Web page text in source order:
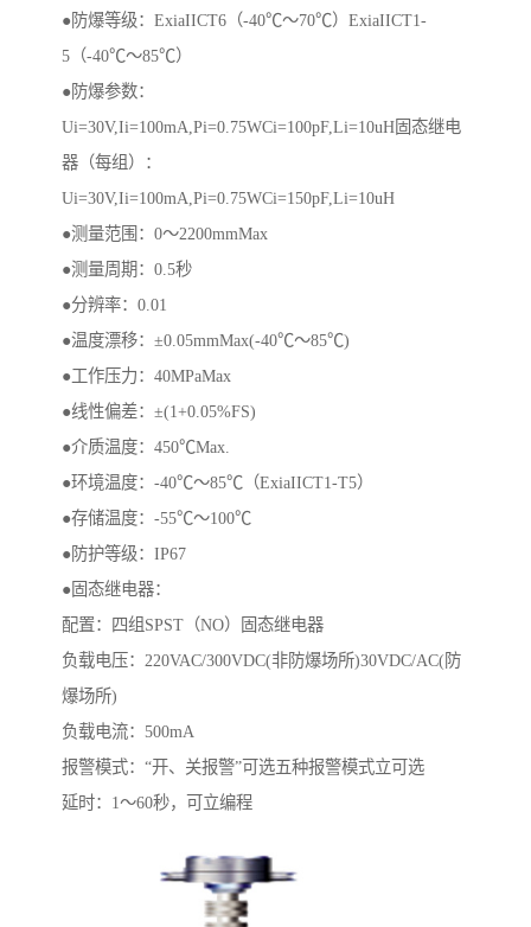
●防爆等级：ExiaIICT6（-40℃～70℃）ExiaIICT1-
5（-40℃～85℃）
●防爆参数：
Ui=30V,Ii=100mA,Pi=0.75WCi=100pF,Li=10uH固态继电
器（每组）：
Ui=30V,Ii=100mA,Pi=0.75WCi=150pF,Li=10uH
●测量范围：0～2200mmMax
●测量周期：0.5秒
●分辨率：0.01
●温度漂移：±0.05mmMax(-40℃～85℃)
●工作压力：40MPaMax
●线性偏差：±(1+0.05%FS)
●介质温度：450℃Max.
●环境温度：-40℃～85℃（ExiaIICT1-T5）
●存储温度：-55℃～100℃
●防护等级：IP67
●固态继电器：
配置：四组SPST（NO）固态继电器
负载电压：220VAC/300VDC(非防爆场所)30VDC/AC(防
爆场所)
负载电流：500mA
报警模式：“开、关报警”可选五种报警模式立可选
延时：1～60秒，可立编程